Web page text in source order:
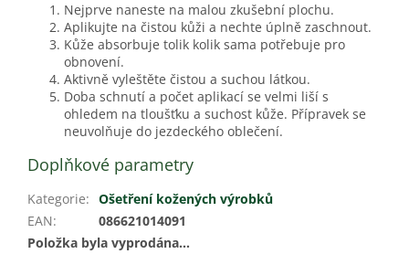
Nejprve naneste na malou zkušební plochu.
Aplikujte na čistou kůži a nechte úplně zaschnout.
Kůže absorbuje tolik kolik sama potřebuje pro
obnovení.
Aktivně vyleštěte čistou a suchou látkou.
Doba schnutí a počet aplikací se velmi liší s
ohledem na tloušťku a suchost kůže. Přípravek se
neuvolňuje do jezdeckého oblečení.
Doplňkové parametry
Kategorie: Ošetření kožených výrobků
EAN:
086621014091
Položka byla vyprodána…